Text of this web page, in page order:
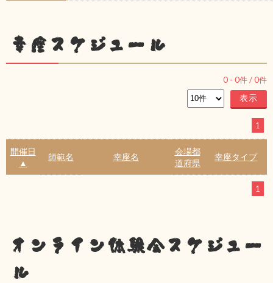
幸座スケジュール
0 - 0件 /0件
1
開催日
▲
師範名 幸座名
会場都
道府県
幸座タイプ
1
オンライン体験会スケジュー
ル